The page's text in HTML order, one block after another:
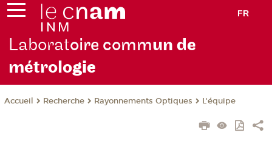
FR
Laboratoire commun de
métrologie
Accueil Recherche Rayonnements Optiques L'équipe